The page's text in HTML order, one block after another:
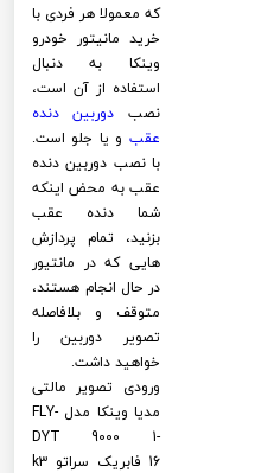
که معمولا هر فردی با
خرید مانیتور خودرو
وینکا به دنبال
استفاده از آن است،
نصب دوربین دنده
عقب و یا جلو است.
با نصب دوربین دنده
عقب به محض اینکه
شما دنده عقب
بزنید، تمام پردازش
هایی که در مانتیور
در حال انجام هستند،
متوقف و بلافاصله
تصویر دوربین را
خواهید داشت.
ورودی تصویر مالتی
مدیا وینکا مدل FLY-
DYT 9000 1-
16 فابریک سراتو k3